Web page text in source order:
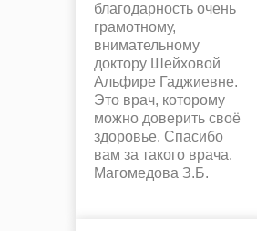
благодарность очень
грамотному,
внимательному
доктору Шейховой
Альфире Гаджиевне.
Это врач, которому
можно доверить своё
здоровье. Спасибо
вам за такого врача.
Магомедова З.Б.